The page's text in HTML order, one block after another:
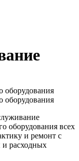
оборудования всех
и ремонт с
и расходных